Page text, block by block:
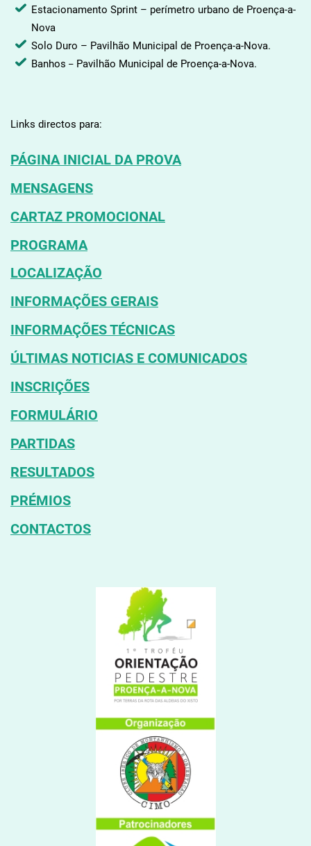
Estacionamento Sprint – perímetro urbano de Proença-a-
Nova
Solo Duro – Pavilhão Municipal de Proença-a-Nova.
Banhos – Pavilhão Municipal de Proença-a-Nova.
Links directos para:
PÁGINA INICIAL DA PROVA
MENSAGENS
CARTAZ PROMOCIONAL
PROGRAMA
LOCALIZAÇÃO
INFORMAÇÕES GERAIS
INFORMAÇÕES TÉCNICAS
ÚLTIMAS NOTICIAS E COMUNICADOS
INSCRIÇÕES
FORMULÁRIO
PARTIDAS
RESULTADOS
PRÉMIOS
CONTACTOS